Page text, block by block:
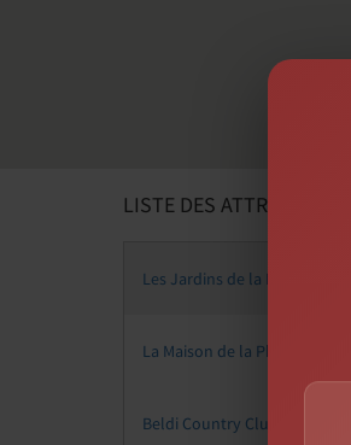
LISTE DES ATTRACTIONS
Les Jardins de la Ménara
La Maison de la Photographie
Beldi Country Club